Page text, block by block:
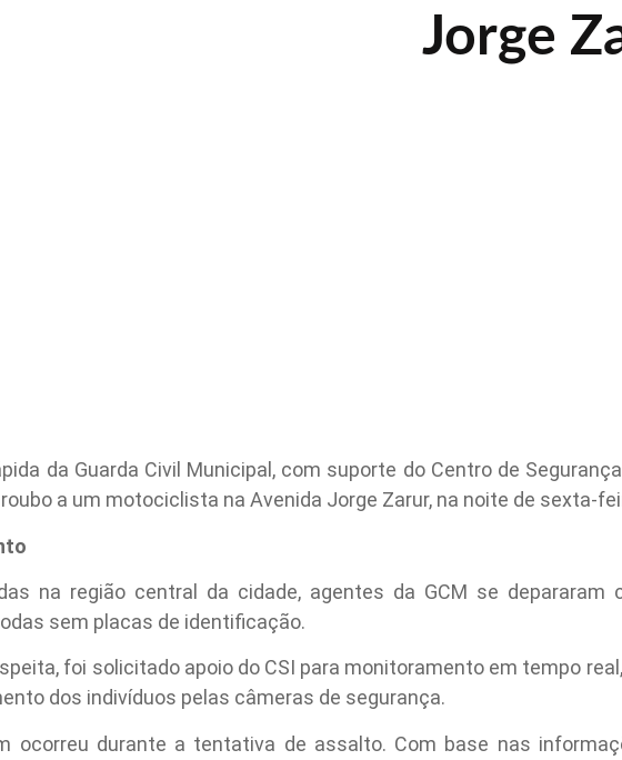
Jorge
da Guarda Civil Municipal, com suporte do Centro de
a um motociclista na Avenida Jorge Zarur, na noite de sexta-
na região central da cidade, agentes da GCM se
sem placas de identificação.
foi solicitado apoio do CSI para monitoramento em tempo
dos indivíduos pelas câmeras de segurança.
ocorreu durante a tentativa de assalto. Com base nas